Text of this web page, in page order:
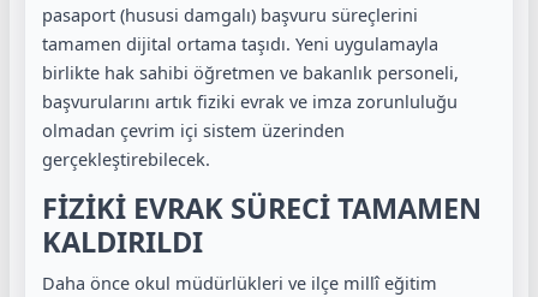
pasaport (hususi damgalı) başvuru süreçlerini
tamamen dijital ortama taşıdı. Yeni uygulamayla
birlikte hak sahibi öğretmen ve bakanlık personeli,
başvurularını artık fiziki evrak ve imza zorunluluğu
olmadan çevrim içi sistem üzerinden
gerçekleştirebilecek.
FİZİKİ EVRAK SÜRECİ TAMAMEN
KALDIRILDI
Daha önce okul müdürlükleri ve ilçe millî eğitim